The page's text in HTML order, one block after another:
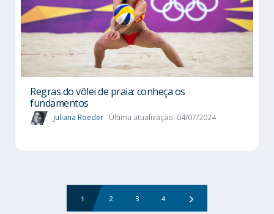
Regras do vôlei de praia: conheça os
fundamentos
Juliana Roeder Última atualização: 04/07/2024
1 2 3 4